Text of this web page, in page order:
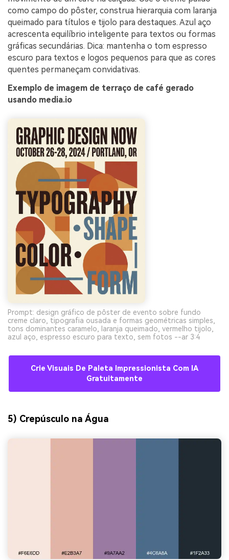
como campo do pôster, construa hierarquia com laranja
queimado para títulos e tijolo para destaques. Azul aço
acrescenta equilíbrio inteligente para textos ou formas
gráficas secundárias. Dica: mantenha o tom espresso
escuro para textos e logos pequenos para que as cores
quentes permaneçam convidativas.
Exemplo de imagem de terraço de café gerado
usando media.io
Prompt: design gráfico de pôster de evento sobre fundo
creme claro, tipografia ousada e formas geométricas simples,
tons dominantes caramelo, laranja queimado, vermelho tijolo,
azul aço, espresso escuro para texto, sem fotos --ar 3:4
Crie Visuais De Paleta Impressionista Com IA
Gratuitamente
5) Crepúsculo na Água
IA sem limites.
100% grátis!
Comece Grátis →